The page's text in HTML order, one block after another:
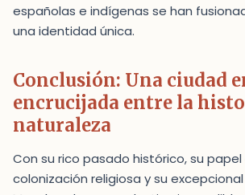
españolas e indígenas se han
una identidad única.
Conclusión: Una ciudad
encrucijada entre la
naturaleza
Con su rico pasado histórico, su papel
colonización religiosa y su